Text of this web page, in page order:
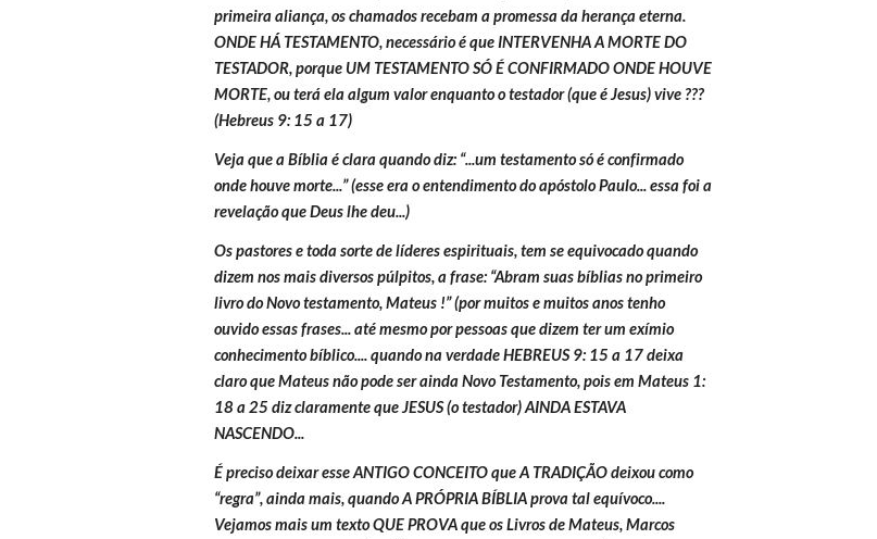
primeira aliança, os chamados recebam a promessa da herança eterna.
ONDE HÁ TESTAMENTO, necessário é que INTERVENHA A MORTE DO
TESTADOR, porque UM TESTAMENTO SÓ É CONFIRMADO ONDE HOUVE
MORTE, ou terá ela algum valor enquanto o testador (que é Jesus) vive ???
(Hebreus 9: 15 a 17)
Veja que a Bíblia é clara quando diz: “...um testamento só é confirmado
onde houve morte...” (esse era o entendimento do apóstolo Paulo... essa foi a
revelação que Deus lhe deu...)
Os pastores e toda sorte de líderes espirituais, tem se equivocado quando
dizem nos mais diversos púlpitos, a frase: “Abram suas bíblias no primeiro
livro do Novo testamento, Mateus !” (por muitos e muitos anos tenho
ouvido essas frases... até mesmo por pessoas que dizem ter um exímio
conhecimento bíblico.... quando na verdade HEBREUS 9: 15 a 17 deixa
claro que Mateus não pode ser ainda Novo Testamento, pois em Mateus 1:
18 a 25 diz claramente que JESUS (o testador) AINDA ESTAVA
NASCENDO...
É preciso deixar esse ANTIGO CONCEITO que A TRADIÇÃO deixou como
“regra”, ainda mais, quando A PRÓPRIA BÍBLIA prova tal equívoco....
Vejamos mais um texto QUE PROVA que os Livros de Mateus, Marcos